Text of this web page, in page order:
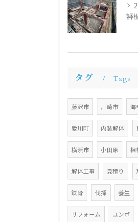
タグ Tags
藤沢市 川崎市 海
愛川町 内装解体
横浜市 小田原 相
解体工事 見積り
鉄骨 伐採 養生
リフォーム ユンボ